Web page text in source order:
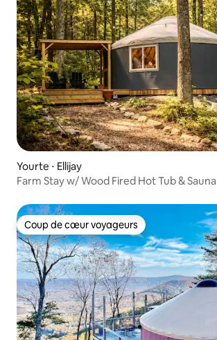
Yourte ⋅ Ellijay
Farm Stay w/ Wood Fired Hot Tub & Sauna
Coup de cœur voyageurs
Coup de cœur voyageurs